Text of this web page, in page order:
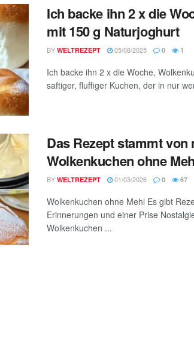
Ich backe ihn 2 x die
mit 150 g Naturjoghurt
BY WELTREZEPT 05/08/2025 0 1
Ich backe ihn 2 x die Woche,
saftiger, fluffiger Kuchen, der in nur
Das Rezept stammt
Wolkenkuchen ohne
BY WELTREZEPT 01/03/2026 0 67
Wolkenkuchen ohne Mehl Es gibt
Erinnerungen und einer Prise
Wolkenkuchen ...